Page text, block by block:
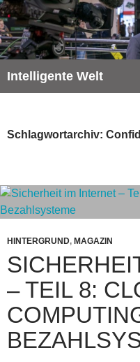
Zum
Inhalt
springen
Intelligente Welt
Schlagwortarchiv:
HINTERGRUND, MAGAZIN
– TEIL 8: